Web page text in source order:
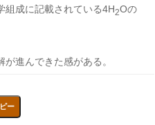
組成に記載されている4H2Oの
進んできた感がある。
ー